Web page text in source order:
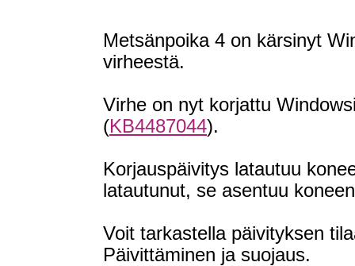
Metsänpoika 4 on kärsinyt
virheestä.
Virhe on nyt korjattu
(KB4487044).
Korjauspäivitys latautuu
latautunut, se asentuu
Voit tarkastella päivityksen
Päivittäminen ja suojaus.